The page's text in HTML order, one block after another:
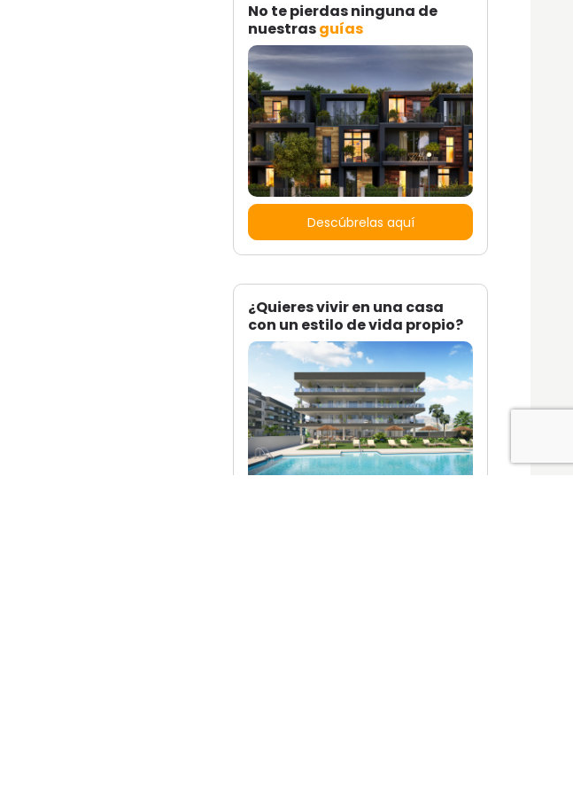
No te pierdas ninguna de
nuestrasguías
Descúbrelas aquí
¿Quieres vivir en una casa
con un estilo de vida propio?